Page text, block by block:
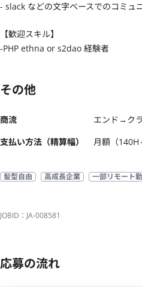
- slack などの文字ベースでのコミュ
【歓迎スキル】
-PHP ethna or s2dao 経験者
その他
商流
エンド→ク
支払い方法（精算幅）
月額（140H
髪型自由 高成長企業 一部リモート
JOBID：JA-008581
応募の流れ